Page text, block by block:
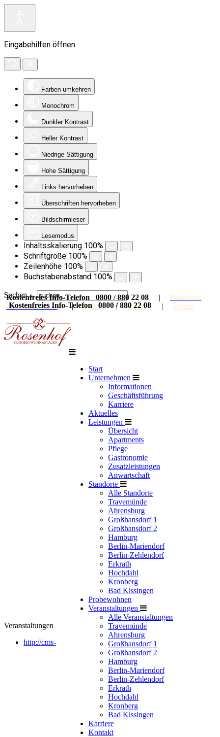
Eingabehilfen öffnen
Farben umkehren
Monochrom
Dunkler Kontrast
Heller Kontrast
Niedrige Sättigung
Hohe Sättigung
Links hervorheben
Überschriften hervorheben
Bildschirmleser
Lesemodus
Inhaltsskalierung 100%
Schriftgröße 100%
Zeilenhöhe 100%
Buchstabenabstand 100%
Suchen ...
Kostenfreies Info-Telefon 0800 / 880 22 08 | Rosenhof
auf Facebook
|Galerie|Karriere | Presse
Kostenfreies Info-Telefon 0800 / 880 22 08
Start
Unternehmen
Informationen
Geschäftsführung
Karriere
Aktuelles
Leistungen
Übersicht
Apartments
Pflege
Gastronomie
Zusatzleistungen
Anwartschaft
Standorte
Alle Standorte
Travemünde
Ahrensburg
Großhansdorf 1
Großhansdorf 2
Hamburg
Berlin-Mariendorf
Berlin-Zehlendorf
Erkrath
Hochdahl
Kronberg
Bad Kissingen
Probewohnen
Veranstaltungen
Alle Veranstaltungen
Travemünde
Ahrensburg
Großhansdorf 1
Großhansdorf 2
Hamburg
Berlin-Mariendorf
Berlin-Zehlendorf
Erkrath
Hochdahl
Kronberg
Bad Kissingen
Karriere
Kontakt
Veranstaltungen
http://cms-